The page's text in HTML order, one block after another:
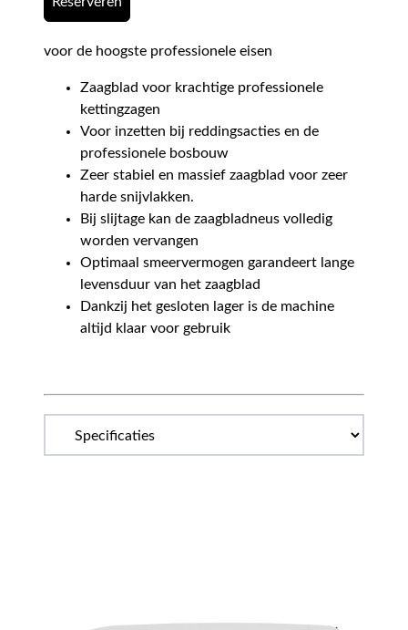
voor de hoogste professionele eisen
Zaagblad voor krachtige professionele
kettingzagen
Voor inzetten bij reddingsacties en de
professionele bosbouw
Zeer stabiel en massief zaagblad voor zeer
harde snijvlakken.
Bij slijtage kan de zaagbladneus volledig
worden vervangen
Optimaal smeervermogen garandeert lange
levensduur van het zaagblad
Dankzij het gesloten lager is de machine
altijd klaar voor gebruik